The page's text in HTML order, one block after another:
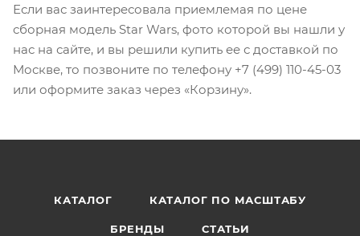
Если вас заинтересовала приемлемая по цене
сборная модель Star Wars, фото которой вы нашли у
нас на сайте, и вы решили купить ее с доставкой по
Москве, то позвоните по телефону +7 (499) 110-45-03
или оформите заказ через «Корзину».
КАТАЛОГ КАТАЛОГ ПО МАСШТАБУ
БРЕНДЫ СТАТЬИ